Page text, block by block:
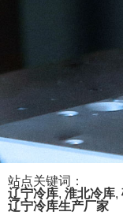
站点关键词：
辽宁冷库, 淮北冷库,
辽宁冷库生产厂家